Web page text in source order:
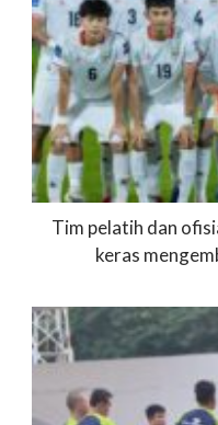
Tim pelatih dan
keras